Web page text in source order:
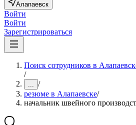
Алапаевск
Войти
Войти
Зарегистрироваться
Поиск сотрудников в
/
... /
резюме в Алапаевске/
начальник швейного